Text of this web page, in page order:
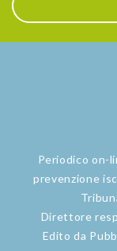
Periodico on-
prevenzione
Direttore
Edito da